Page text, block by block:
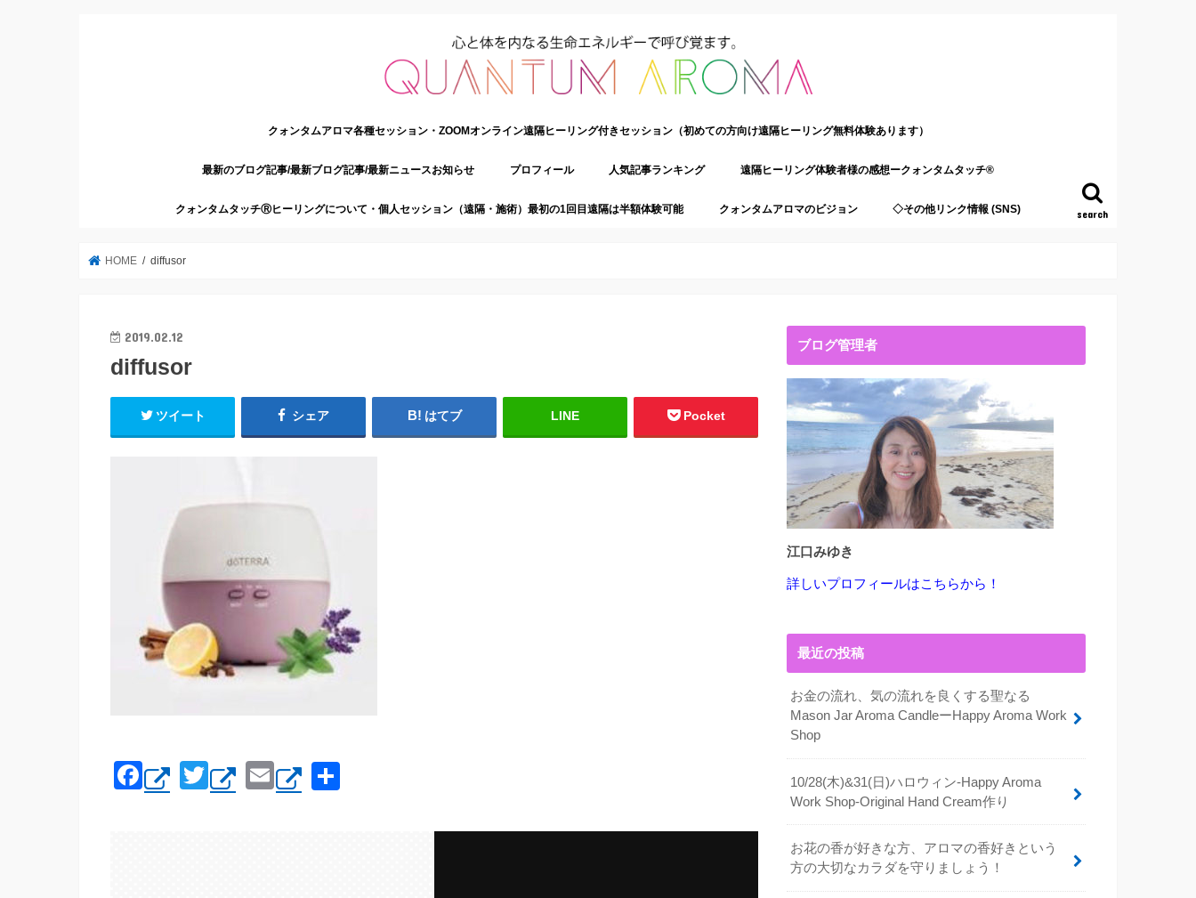
search
クォンタムアロマ各種セッション・ZOOMオンライン遠隔ヒーリング付きセッション（初めての方向け遠隔ヒーリング無料体験あります）
最新のブログ記事/最新ブログ記事/最新ニュースお知らせ プロフィール 人気記事ランキング 遠隔ヒーリング体験者様の感想ークォンタムタッチ®
クォンタムタッチⓇヒーリングについて・個人セッション（遠隔・施術）最初の1回目遠隔は半額体験可能 クォンタムアロマのビジョン ◇その他リンク情報 (SNS)
HOME diffusor
2019.02.12
diffusor
ツイート シェア はてブ LINE Pocket
F
a
T
wi
E
m
ブログ管理者
江口みゆき
詳しいプロフィールはこちらから！
最近の投稿
お金の流れ、気の流れを良くする聖なる
Mason Jar Aroma CandleーHappy Aroma Work
Shop
10/28(木)&31(日)ハロウィン-Happy Aroma
Work Shop-Original Hand Cream作り
お花の香が好きな方、アロマの香好きという
方の大切なカラダを守りましょう！